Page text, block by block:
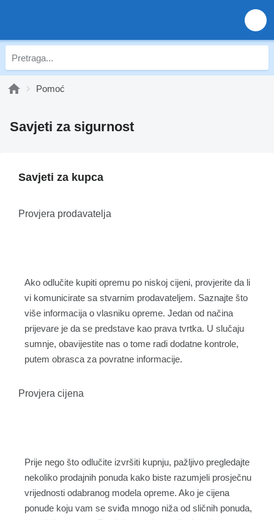
Pomoć
Savjeti za sigurnost
Savjeti za kupca
Provjera prodavatelja
Ako odlučite kupiti opremu po niskoj cijeni, provjerite da li
vi komunicirate sa stvarnim prodavateljem. Saznajte što
više informacija o vlasniku opreme. Jedan od načina
prijevare je da se predstave kao prava tvrtka. U slučaju
sumnje, obavijestite nas o tome radi dodatne kontrole,
putem obrasca za povratne informacije.
Provjera cijena
Prije nego što odlučite izvršiti kupnju, pažljivo pregledajte
nekoliko prodajnih ponuda kako biste razumjeli prosječnu
vrijednosti odabranog modela opreme. Ako je cijena
ponude koju vam se sviđa mnogo niža od sličnih ponuda,